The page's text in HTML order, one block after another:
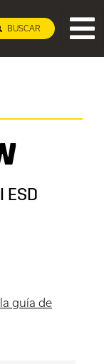
BUSCAR
ESD
guía de